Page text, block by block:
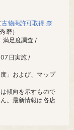
古物商許可取得 奈
磨）
満足度調査 /
日実施 /
」および、マップ
傾向を示すもので
。最新情報は各店